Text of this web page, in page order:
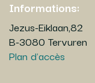
Informations:
Jezus-Eiklaan,82
B-3080 Tervuren
Plan d'accès